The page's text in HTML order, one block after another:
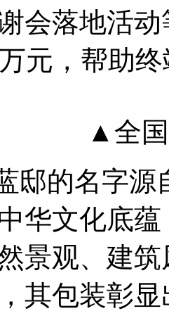
会落地活
元，帮助
▲全
邸的名字源
华文化底
景观、建
其包装彰